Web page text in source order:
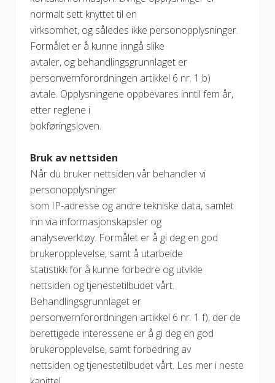
normalt sett knyttet til en
virksomhet, og således ikke personopplysninger.
Formålet er å kunne inngå slike
avtaler, og behandlingsgrunnlaget er
personvernforordningen artikkel 6 nr. 1 b)
avtale. Opplysningene oppbevares inntil fem år,
etter reglene i
bokføringsloven.
Bruk av nettsiden
Når du bruker nettsiden vår behandler vi
personopplysninger
som IP-adresse og andre tekniske data, samlet
inn via informasjonskapsler og
analyseverktøy. Formålet er å gi deg en god
brukeropplevelse, samt å utarbeide
statistikk for å kunne forbedre og utvikle
nettsiden og tjenestetilbudet vårt.
Behandlingsgrunnlaget er
personvernforordningen artikkel 6 nr. 1 f), der de
berettigede interessene er å gi deg en god
brukeropplevelse, samt forbedring av
nettsiden og tjenestetilbudet vårt. Les mer i neste